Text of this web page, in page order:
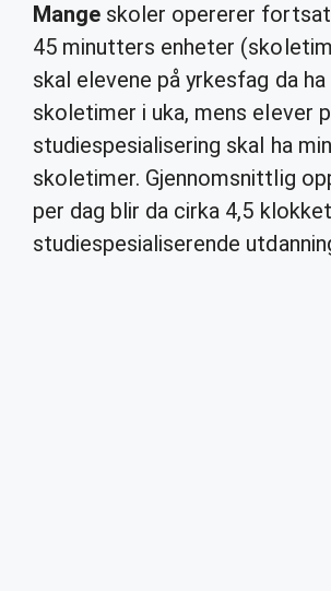
Mange skoler opererer
45 minutters enheter
skal elevene på yrkesfag da
skoletimer i uka, mens elever
studiespesialisering skal ha
skoletimer. Gjennomsnittlig
per dag blir da cirka 4,5
studiespesialiserende